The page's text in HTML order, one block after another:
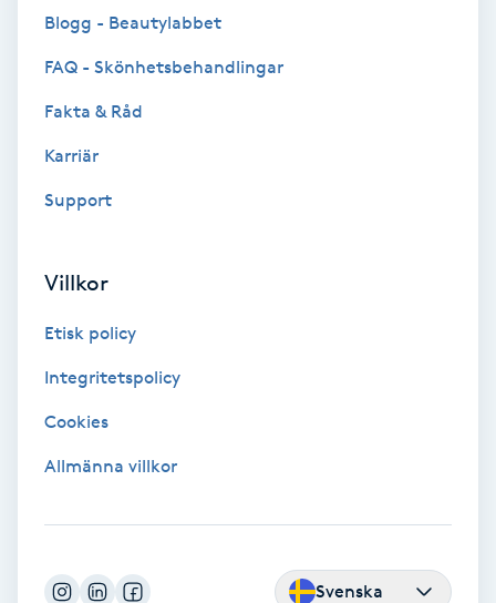
Coachning
Color correction
Damklippning
Dermapen
Diamantslipning
Blogg - Beautylabbet
FAQ - Skönhetsbehandlingar
Fakta & Råd
Karriär
Support
Villkor
Etisk policy
Integritetspolicy
Cookies
Allmänna villkor
Svenska